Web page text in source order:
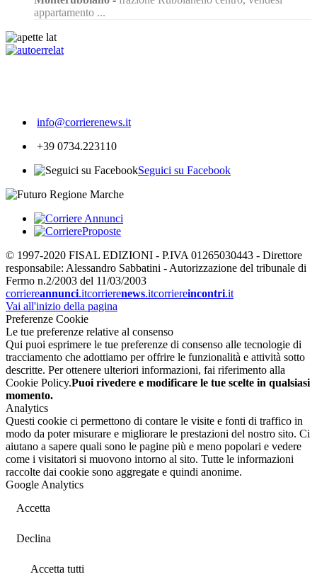
appartamento ...
info@corrierenews.it
+39 0734.223110
Seguici su Facebook
© 1997-2020 FISAL EDIZIONI - P.IVA 01265030443 - Direttore
responsabile: Alessandro Sabbatini - Autorizzazione del tribunale di
Fermo n.2/2003 del 11/03/2003
corriereannunci.itcorrierenews.itcorriereincontri.it
Vai all'inizio della pagina
Preferenze Cookie
Le tue preferenze relative al consenso
Qui puoi esprimere le tue preferenze di consenso alle tecnologie di
tracciamento che adottiamo per offrire le funzionalità e attività sotto
descritte. Per ottenere ulteriori informazioni, fai riferimento alla
Cookie Policy.Puoi rivedere e modificare le tue scelte in qualsiasi
momento.
Analytics
Questi cookie ci permettono di contare le visite e fonti di traffico in
modo da poter misurare e migliorare le prestazioni del nostro sito. Ci
aiutano a sapere quali sono le pagine più e meno popolari e vedere
come i visitatori si muovono intorno al sito. Tutte le informazioni
raccolte dai cookie sono aggregate e quindi anonime.
Google Analytics
Accetta
Declina
Accetta tutti